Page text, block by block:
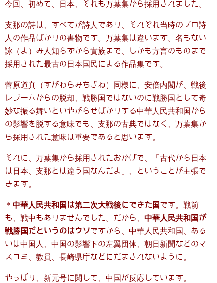
今回、初めて、日本、それも万葉集から採用されました。
支那の詩は、すべてが詩人であり、それぞれ当時のプロ詩
人の作品ばかりの書物です。万葉集は違います。名もない
詠（よ）み人知らずから貴族まで、しかも方言のものまで
採用された最古の日本国民による作品集です。
菅原道真（すがわらみちざね）同様に、安倍内閣が、戦後
レジームからの脱却、戦勝国ではないのに戦勝国として奇
妙な振る舞いといやがらせばかりする中華人民共和国から
の影響を脱する意味でも、支那の古典ではなく、万葉集か
ら採用された意味は重要であると思います。
それに、万葉集から採用されたおかげで、「古代から日本
は日本、支那とは違う国なんだよ」、ということが主張で
きます。
＊ 中華人民共和国は第二次大戦後にできた国です。戦前
も、戦中もありませんでした。だから、 中華人民共和国が
戦勝国だというのはウソですから、中華人民共和国、ある
いは中国人、中国の影響下の左翼団体、朝日新聞などのマ
スコミ、教員、長崎県庁などにだまされないように。
やっぱり、新元号に関して、中国が反応しています。